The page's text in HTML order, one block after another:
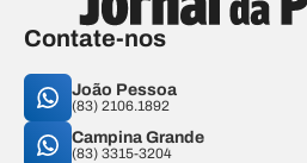
Contate-nos
João Pessoa
(83) 2106.1892
Campina Grande
(83) 3315-3204